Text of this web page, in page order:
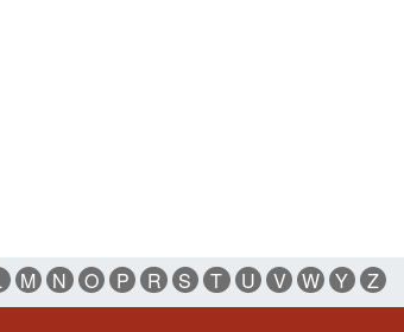
M N O P R S T U V W Y Z